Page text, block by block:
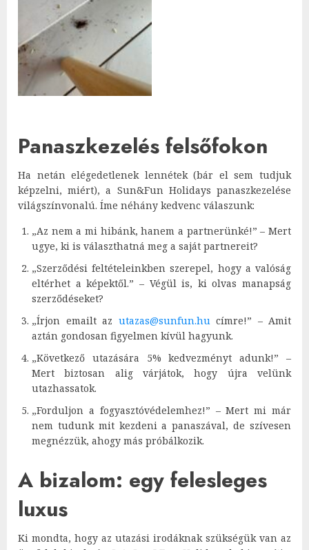
Panaszkezelés felsőfokon
Ha netán elégedetlenek lennétek (bár el sem tudjuk
képzelni, miért), a Sun&Fun Holidays panaszkezelése
világszínvonalú. Íme néhány kedvenc válaszunk:
„Az nem a mi hibánk, hanem a partnerünké!” – Mert
ugye, ki is választhatná meg a saját partnereit?
„Szerződési feltételeinkben szerepel, hogy a valóság
eltérhet a képektől.” – Végül is, ki olvas manapság
szerződéseket?
„Írjon emailt az utazas@sunfun.hu címre!” – Amit
aztán gondosan figyelmen kívül hagyunk.
„Következő utazására 5% kedvezményt adunk!” –
Mert biztosan alig várjátok, hogy újra velünk
utazhassatok.
„Forduljon a fogyasztóvédelemhez!” – Mert mi már
nem tudunk mit kezdeni a panaszával, de szívesen
megnézzük, ahogy más próbálkozik.
A bizalom: egy felesleges
luxus
Ki mondta, hogy az utazási irodáknak szükségük van az